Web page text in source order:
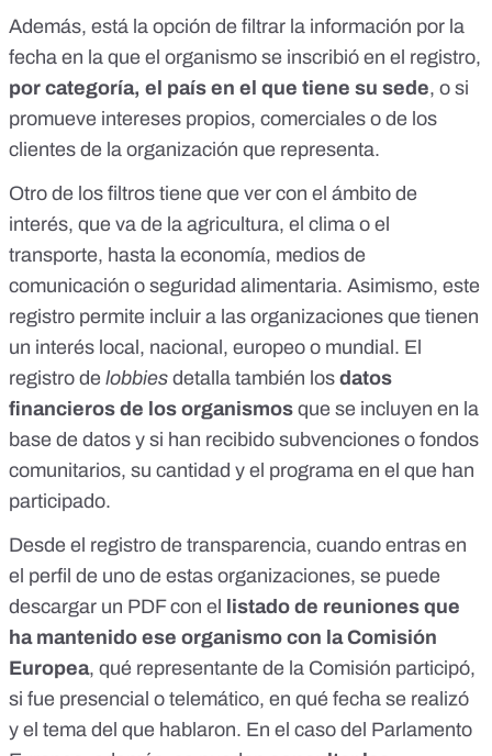
Además, está la opción de filtrar la información por la
fecha en la que el organismo se inscribió en el registro,
por categoría, el país en el que tiene su sede, o si
promueve intereses propios, comerciales o de los
clientes de la organización que representa.
Otro de los filtros tiene que ver con el ámbito de
interés, que va de la agricultura, el clima o el
transporte, hasta la economía, medios de
comunicación o seguridad alimentaria. Asimismo, este
registro permite incluir a las organizaciones que tienen
un interés local, nacional, europeo o mundial. El
registro de lobbies detalla también los datos
financieros de los organismos que se incluyen en la
base de datos y si han recibido subvenciones o fondos
comunitarios, su cantidad y el programa en el que han
participado.
Desde el registro de transparencia, cuando entras en
el perfil de uno de estas organizaciones, se puede
descargar un PDF con el
listado de reuniones que
ha mantenido ese organismo con la Comisión
Europea, qué representante de la Comisión participó,
si fue presencial o telemático, en qué fecha se realizó
y el tema del que hablaron. En el caso del Parlamento